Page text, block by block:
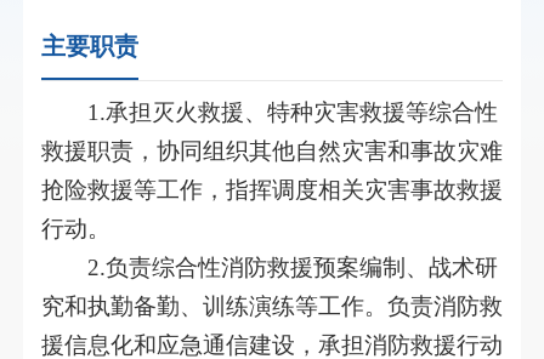
主要职责
1.承担灭火救援、特种灾害救援等综合性
救援职责，协同组织其他自然灾害和事故灾难
抢险救援等工作，指挥调度相关灾害事故救援
行动。
2.负责综合性消防救援预案编制、战术研
究和执勤备勤、训练演练等工作。负责消防救
援信息化和应急通信建设，承担消防救援行动